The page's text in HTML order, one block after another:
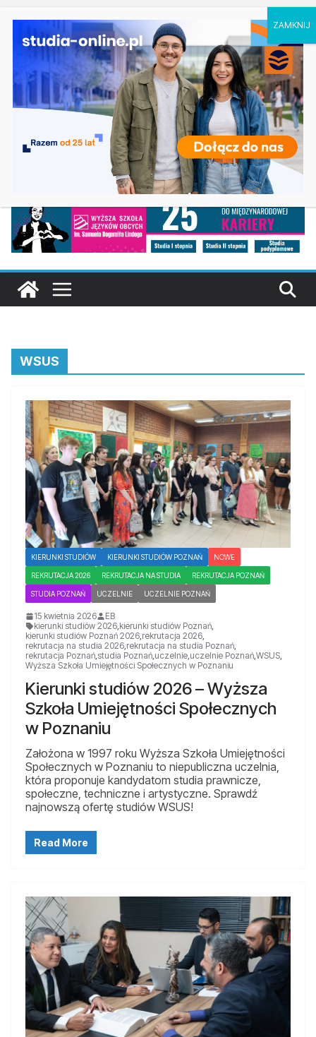
Ostatnie
wpisy:
Biologia w Rzeszowie
Filologia słowiańska w Krakowie
Studia historyczne w Łodzi
Analityka biznesowa i Data Science – Collegium
Da Vinci w Poznaniu
Chemia w Opolu
WSUS
KIERUNKI STUDIÓW KIERUNKI STUDIÓW POZNAŃ NOWE
REKRUTACJA 2026 REKRUTACJA NA STUDIA REKRUTACJA POZNAŃ
STUDIA POZNAŃ UCZELNIE UCZELNIE POZNAŃ
15 kwietnia 2026
EB
kierunki studiów 2026,kierunki studiów Poznań,
kierunki studiów Poznań 2026,rekrutacja 2026,
rekrutacja na studia 2026,rekrutacja na studia Poznań,
rekrutacja Poznań,studia Poznań,uczelnie,uczelnie Poznań,WSUS,
Wyższa Szkoła Umiejętności Społecznych w Poznaniu
Kierunki studiów 2026 – Wyższa
Szkoła Umiejętności Społecznych
w Poznaniu
Założona w 1997 roku Wyższa Szkoła Umiejętności
Społecznych w Poznaniu to niepubliczna uczelnia,
która proponuje kandydatom studia prawnicze,
społeczne, techniczne i artystyczne. Sprawdź
najnowszą ofertę studiów WSUS!
Read More